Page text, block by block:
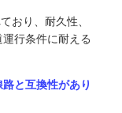
おり、耐久性、
行条件に耐える
と互換性があり